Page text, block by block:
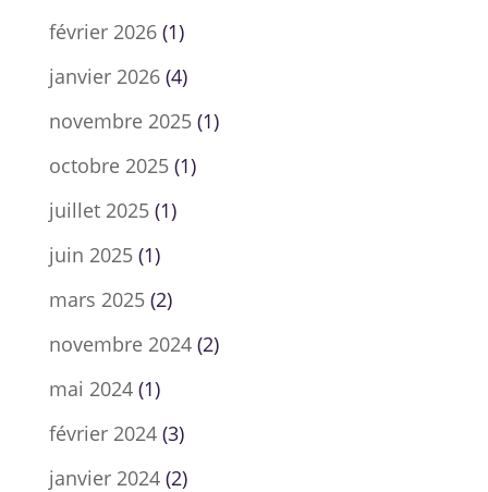
février 2026(1)
janvier 2026(4)
novembre 2025(1)
octobre 2025(1)
juillet 2025(1)
juin 2025(1)
mars 2025(2)
novembre 2024(2)
mai 2024(1)
février 2024(3)
janvier 2024(2)